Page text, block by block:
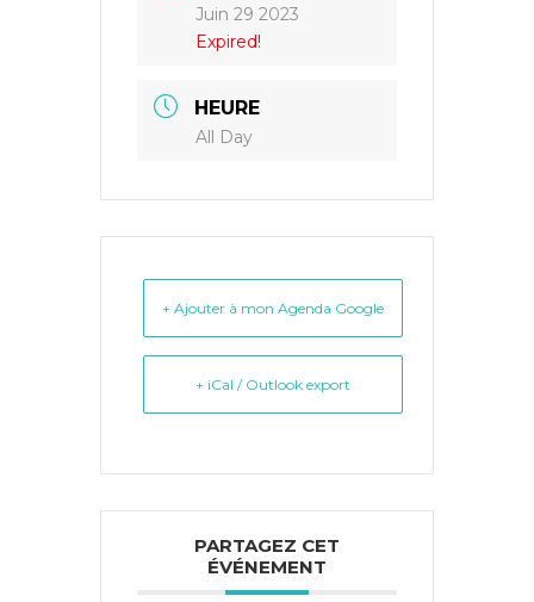
Juin 29 2023
Expired!
HEURE
All Day
+ Ajouter à mon Agenda Google
+ iCal / Outlook export
PARTAGEZ CET
ÉVÉNEMENT